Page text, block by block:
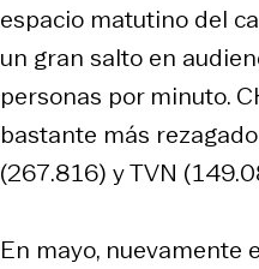
espacio matutino del
un gran salto en
personas por minuto.
bastante más
(267.816) y TVN
En mayo, nuevamente